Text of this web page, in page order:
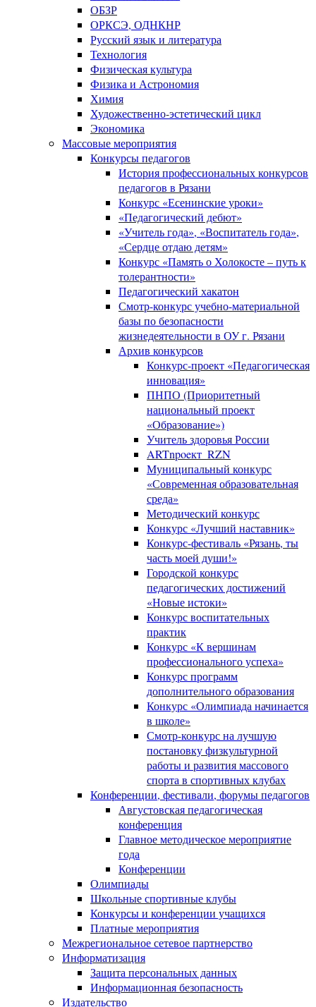
ОБЗР
ОРКСЭ, ОДНКНР
Русский язык и литература
Технология
Физическая культура
Физика и Астрономия
Химия
Художественно-эстетический цикл
Экономика
Массовые мероприятия
Конкурсы педагогов
История профессиональных конкурсов
педагогов в Рязани
Конкурс «Есенинские уроки»
«Педагогический дебют»
«Учитель года», «Воспитатель года»,
«Сердце отдаю детям»
Конкурс «Память о Холокосте – путь к
толерантности»
Педагогический хакатон
Смотр-конкурс учебно-материальной
базы по безопасности
жизнедеятельности в ОУ г. Рязани
Архив конкурсов
Конкурс-проект «Педагогическая
инновация»
ПНПО (Приоритетный
национальный проект
«Образование»)
Учитель здоровья России
ARTnpoeкт_RZN
Муниципальный конкурс
«Современная образовательная
среда»
Методический конкурс
Конкурс «Лучший наставник»
Конкурс-фестиваль «Рязань, ты
часть моей души!»
Городской конкурс
педагогических достижений
«Новые истоки»
Конкурс воспитательных
практик
Конкурс «К вершинам
профессионального успеха»
Конкурс программ
дополнительного образования
Конкурс «Олимпиада начинается
в школе»
Смотр-конкурс на лучшую
постановку физкультурной
работы и развития массового
спорта в спортивных клубах
Конференции, фестивали, форумы педагогов
Августовская педагогическая
конференция
Главное методическое мероприятие
года
Конференции
Олимпиады
Школьные спортивные клубы
Конкурсы и конференции учащихся
Платные мероприятия
Межрегиональное сетевое партнерство
Информатизация
Защита персональных данных
Информационная безопасность
Издательство